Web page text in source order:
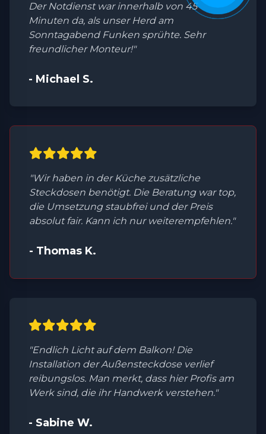
Der Notdienst war innerhalb von 45
Minuten da, als unser Herd am
Sonntagabend Funken sprühte. Sehr
freundlicher Monteur!"
- Michael S.
"Wir haben in der Küche zusätzliche
Steckdosen benötigt. Die Beratung war top,
die Umsetzung staubfrei und der Preis
absolut fair. Kann ich nur weiterempfehlen."
- Thomas K.
"Endlich Licht auf dem Balkon! Die
Installation der Außensteckdose verlief
reibungslos. Man merkt, dass hier Profis am
Werk sind, die ihr Handwerk verstehen."
- Sabine W.